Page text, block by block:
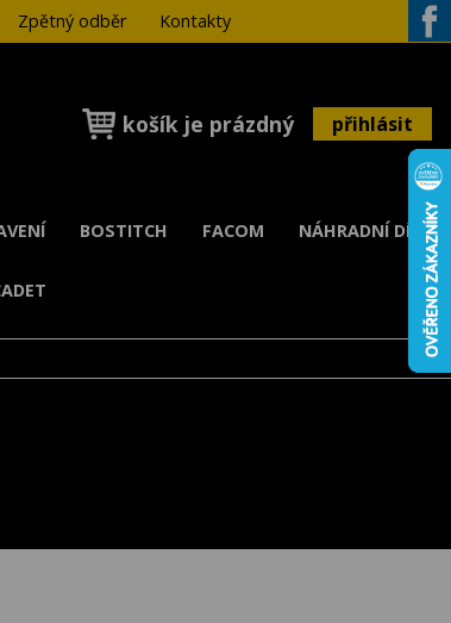
Zpětný odběr
Kontakty
košík je prázdný přihlásit
BOSTITCH FACOM NÁHRADNÍ DÍLY